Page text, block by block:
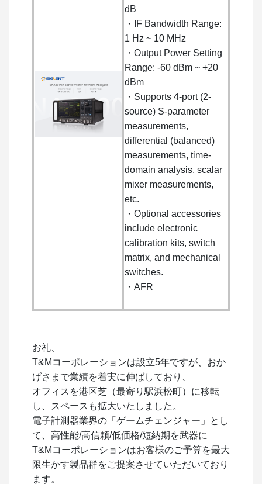
dB
・IF Bandwidth Range:
1 Hz ~ 10 MHz
・Output Power Setting
Range: -60 dBm ~ +20
dBm
・Supports 4-port (2-
source) S-parameter
measurements,
differential (balanced)
measurements, time-
domain analysis, scalar
mixer measurements,
etc.
・Optional accessories
include electronic
calibration kits, switch
matrix, and mechanical
switches.
・AFR
お礼、
T&Mコーポレーションは設立5年ですが、おか
げさまで業績を着実に伸ばしており、
オフィスを港区芝（最寄り駅浜松町）に移転
し、スペースも拡大いたしました。
電子計測器業界の「ゲームチェンジャー」とし
て、高性能/高信頼/低価格/短納期を武器に
T&Mコーポレーションはお客様のご予算を最大
限生かす製品群をご提案させていただいており
ます。